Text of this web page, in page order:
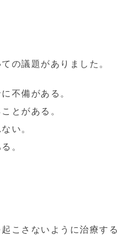
の議題がありました。
不備がある。
とがある。
い。
。
こさないように治療す